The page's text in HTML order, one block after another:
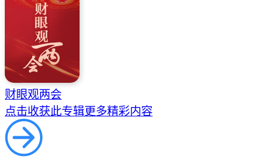
财眼观两会
点击收获此专辑更多精彩内容